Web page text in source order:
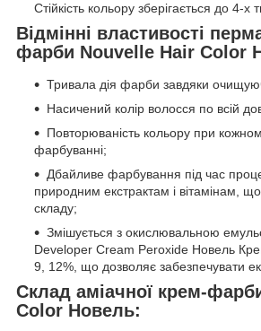
Стійкість кольору зберігається до 4-х
Відмінні властивості
фарби Nouvelle Hair Color
Тривала дія фарби завдяки
Насичений колір волосся по всій
Повторюваність кольору при
фарбуванні;
Дбайливе фарбування під час
природним екстрактам і вітамінам,
складу;
Змішується з окислювальною
Developer Cream Peroxide Новель
9, 12%, що дозволяє забезпечувати
Склад аміачної крем-
Color Новель: